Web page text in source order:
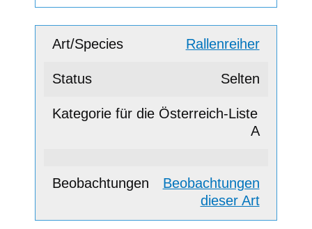
Rallenreiher
Selten
A
Beobachtungen
dieser Art